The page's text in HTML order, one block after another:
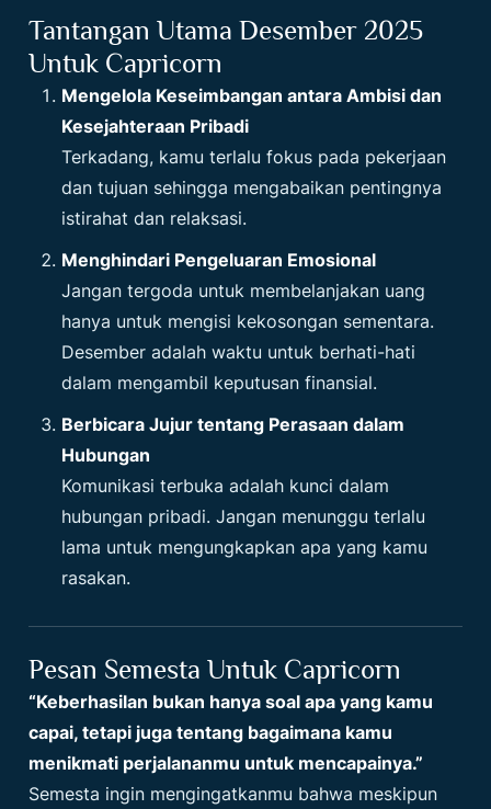
Tantangan Utama Desember 2025
Untuk Capricorn
Mengelola Keseimbangan antara Ambisi dan
Kesejahteraan Pribadi
Terkadang, kamu terlalu fokus pada pekerjaan
dan tujuan sehingga mengabaikan pentingnya
istirahat dan relaksasi.
Menghindari Pengeluaran Emosional
Jangan tergoda untuk membelanjakan uang
hanya untuk mengisi kekosongan sementara.
Desember adalah waktu untuk berhati-hati
dalam mengambil keputusan finansial.
Berbicara Jujur tentang Perasaan dalam
Hubungan
Komunikasi terbuka adalah kunci dalam
hubungan pribadi. Jangan menunggu terlalu
lama untuk mengungkapkan apa yang kamu
rasakan.
Pesan Semesta Untuk Capricorn
“Keberhasilan bukan hanya soal apa yang kamu
capai, tetapi juga tentang bagaimana kamu
menikmati perjalananmu untuk mencapainya.”
Semesta ingin mengingatkanmu bahwa meskipun